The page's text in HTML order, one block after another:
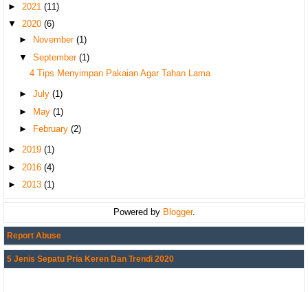
► 2021 (11)
▼ 2020 (6)
►
November (1)
▼ September (1)
4 Tips Menyimpan Pakaian Agar Tahan Lama
► July (1)
► May (1)
►
February (2)
► 2019 (1)
► 2016 (4)
► 2013 (1)
Powered by Blogger.
Report Abuse
5 Jenis Sepatu Pria Keren Dan Trendi 2020